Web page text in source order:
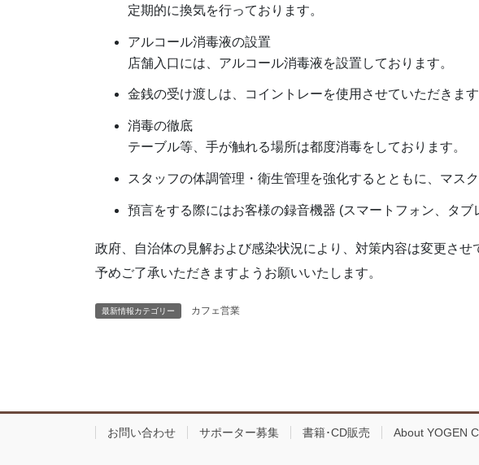
定期的に換気を行っております。
アルコール消毒液の設置
店舗入口には、アルコール消毒液を設置しております。
金銭の受け渡しは、コイントレーを使用させていただきます
消毒の徹底
テーブル等、手が触れる場所は都度消毒をしております。
スタッフの体調管理・衛生管理を強化するとともに、マス
預言をする際にはお客様の録音機器 (スマートフォン、タ
政府、自治体の見解および感染状況により、対策内容は変更させ
予めご了承いただきますようお願いいたします。
最新情報カテゴリー カフェ営業
お問い合わせ サポーター募集 書籍･CD販売 About YOGEN